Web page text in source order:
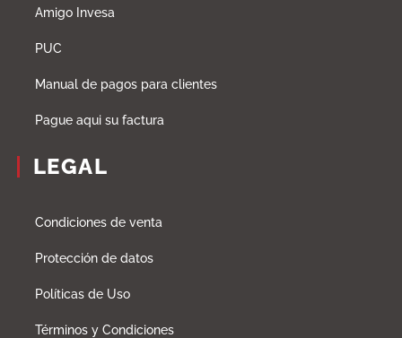
Amigo Invesa
PUC
Manual de pagos para clientes
Pague aqui su factura
LEGAL
Condiciones de venta
Protección de datos
Políticas de Uso
Términos y Condiciones